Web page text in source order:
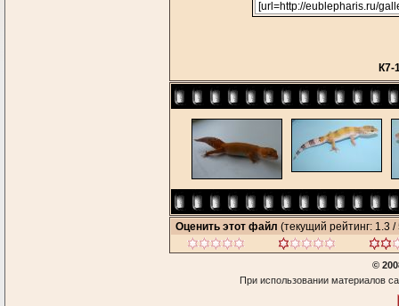
К7-
Оценить этот файл (текущий рейтинг: 1.3 /
©
При использовании материалов